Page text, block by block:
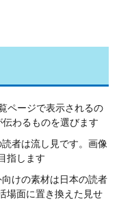
ページで表示されるの
わるものを選びます
者は流し見です。画像
指します
向けの素材は日本の読者
場面に置き換えた見せ